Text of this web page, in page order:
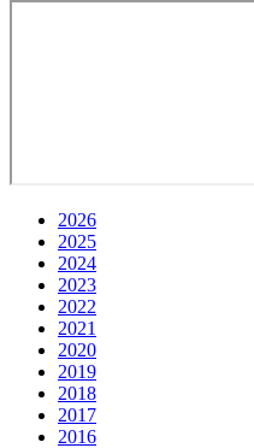
2026
2025
2024
2023
2022
2021
2020
2019
2018
2017
2016